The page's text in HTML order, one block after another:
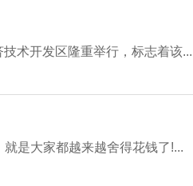
术开发区隆重举行，标志着该...
是大家都越来越舍得花钱了!...